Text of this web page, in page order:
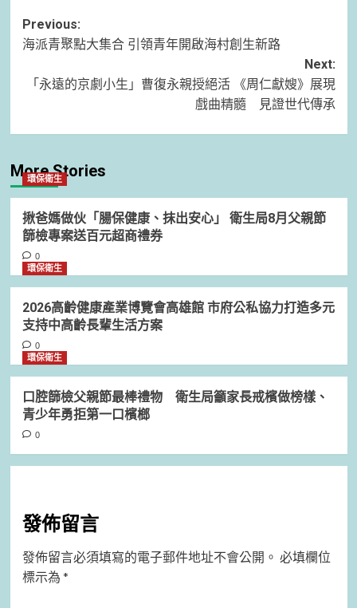
Post
navigation
Previous:
海派青聚點大集合 引領青年開啟海村創生新路
Next:
「永遠的京劇小生」曹復永親授絕活 《周仁獻嫂》展現
戲曲精髓 見證世代傳承
More Stories
環保衛生
揪爸媽做伙「腸保健康、抹出安心」 衛生局8月父親節
篩檢專案送百元超商禮券
0
環保衛生
2026高齡健康產業博覽會高雄館 市府公私協力打造多元
支持中高齡長輩生活方案
0
環保衛生
口腔篩檢父親節最棒禮物 衛生局籲家長戒檳做榜樣、
青少年勇拒第一口檳榔
0
發佈留言
發佈留言必須填寫的電子郵件地址不會公開。 必填欄位
標示為 *